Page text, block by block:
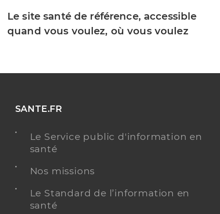
Le site santé de référence, accessible
quand vous voulez, où vous voulez
SANTE.FR
Le Service public d'information en
santé
Nos missions
Le Standard de l’information en
santé